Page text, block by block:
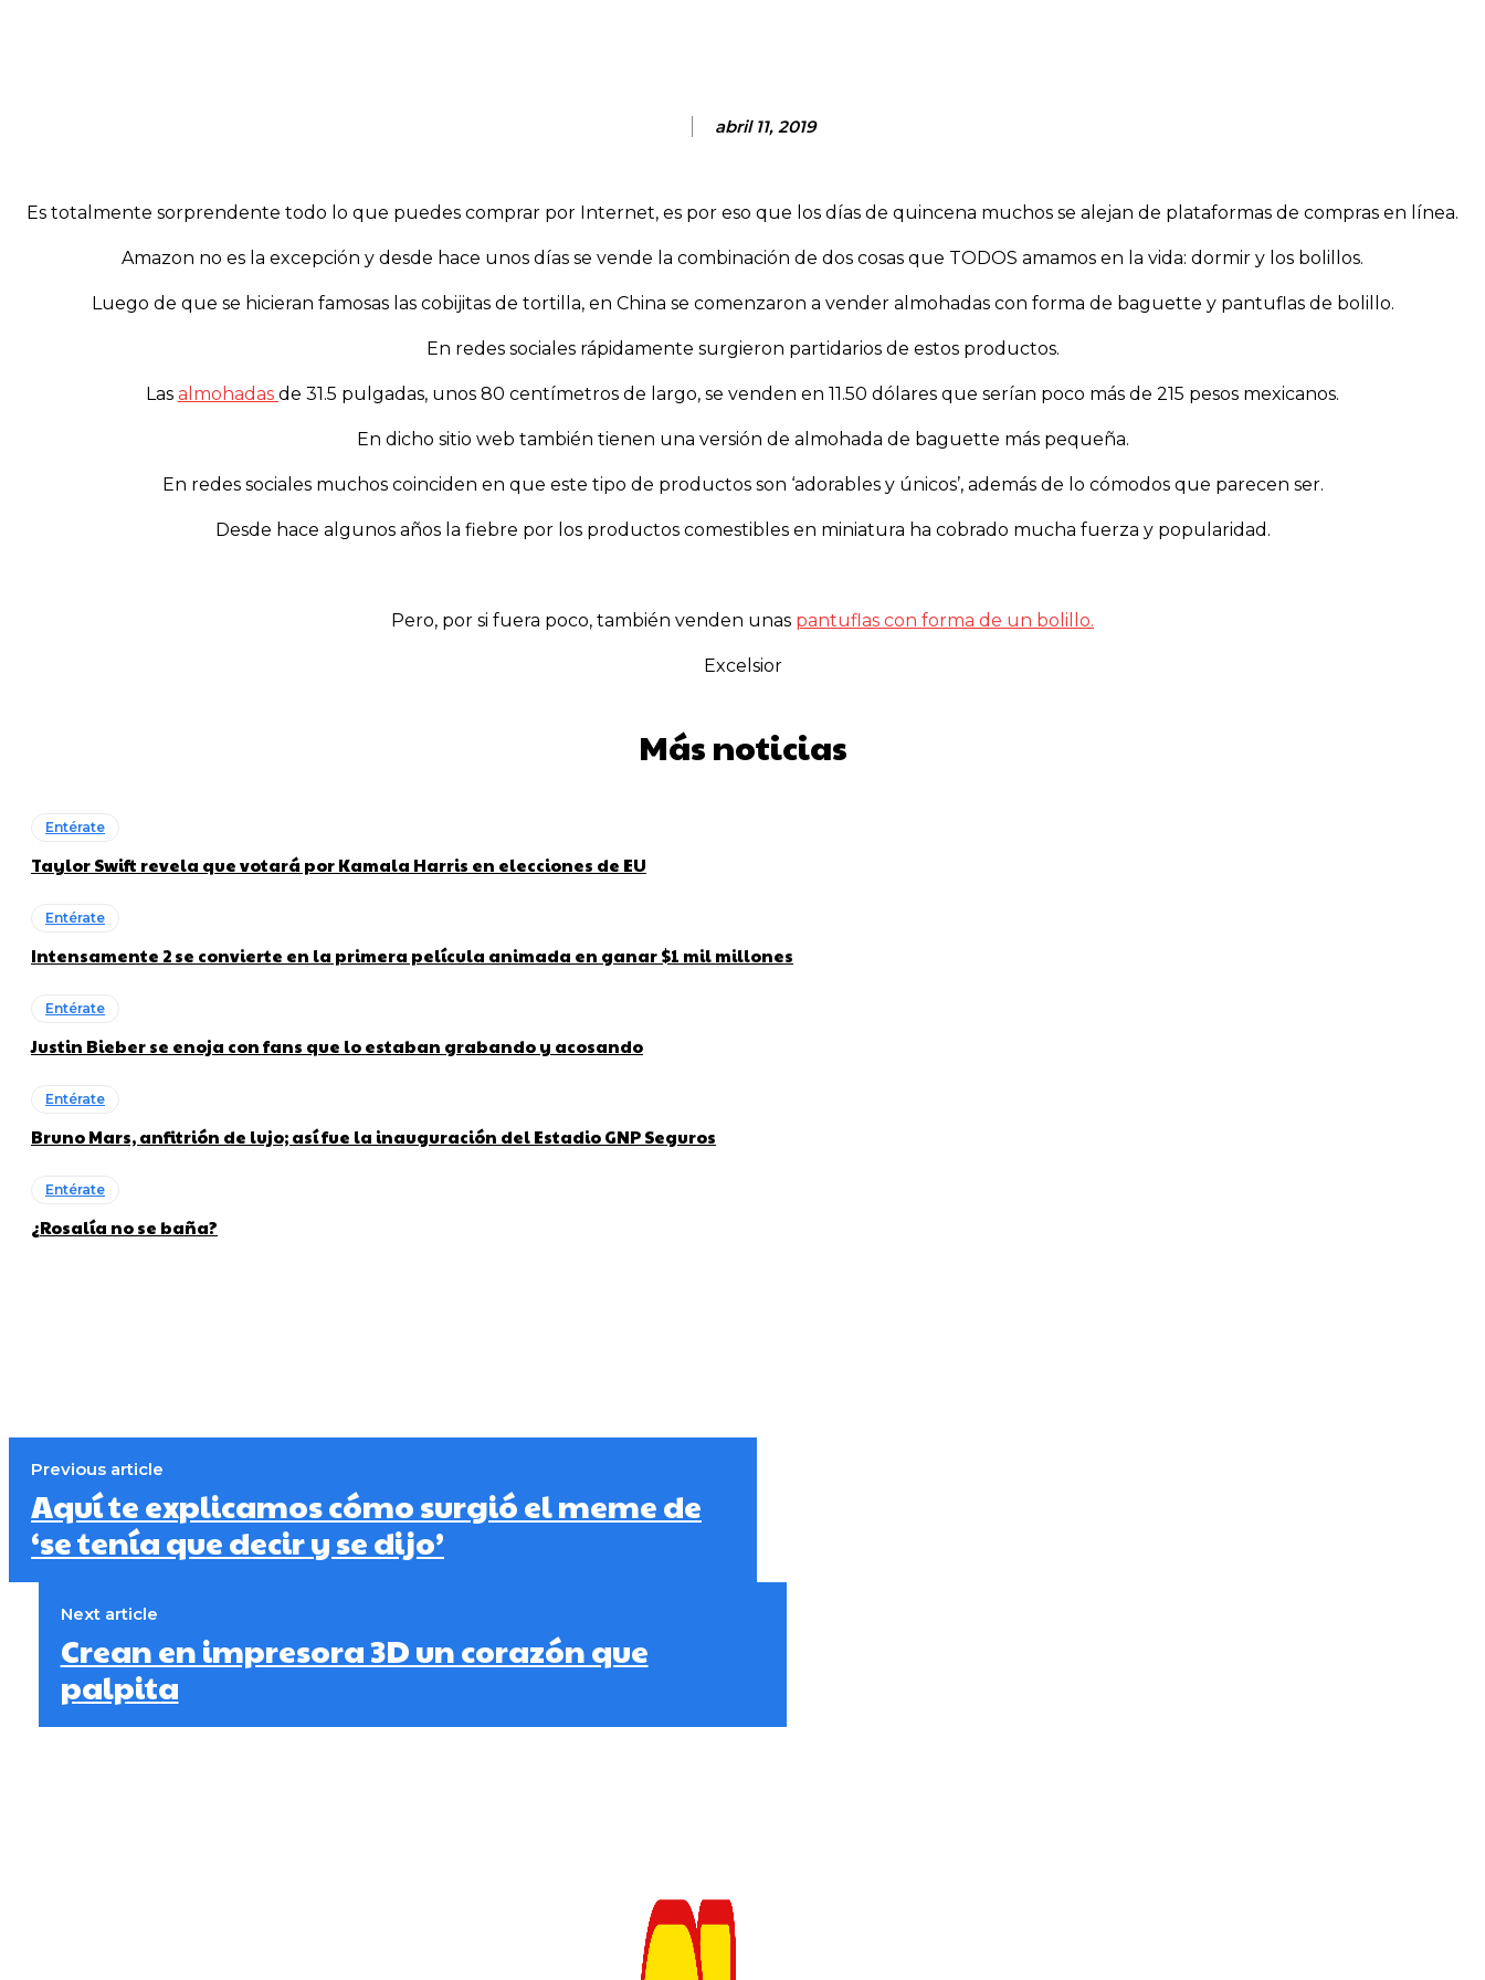
abril 11, 2019
Es totalmente sorprendente todo lo que puedes comprar por Internet, es por eso que los días de quincena muchos se alejan de plataformas de compras en línea.
Amazon no es la excepción y desde hace unos días se vende la combinación de dos cosas que TODOS amamos en la vida: dormir y los bolillos.
Luego de que se hicieran famosas las cobijitas de tortilla, en China se comenzaron a vender almohadas con forma de baguette y pantuflas de bolillo.
En redes sociales rápidamente surgieron partidarios de estos productos.
Las almohadas de 31.5 pulgadas, unos 80 centímetros de largo, se venden en 11.50 dólares que serían poco más de 215 pesos mexicanos.
En dicho sitio web también tienen una versión de almohada de baguette más pequeña.
En redes sociales muchos coinciden en que este tipo de productos son ‘adorables y únicos’, además de lo cómodos que parecen ser.
Desde hace algunos años la fiebre por los productos comestibles en miniatura ha cobrado mucha fuerza y popularidad.
Pero, por si fuera poco, también venden unas pantuflas con forma de un bolillo.
Excelsior
Más noticias
Entérate
Taylor Swift revela que votará por Kamala Harris en elecciones de EU
Entérate
Intensamente 2 se convierte en la primera película animada en ganar $1 mil millones
Entérate
Justin Bieber se enoja con fans que lo estaban grabando y acosando
Entérate
Bruno Mars, anfitrión de lujo; así fue la inauguración del Estadio GNP Seguros
Entérate
¿Rosalía no se baña?
Previous article
Aquí te explicamos cómo surgió el meme de
‘se tenía que decir y se dijo’
Next article
Crean en impresora 3D un corazón que
palpita